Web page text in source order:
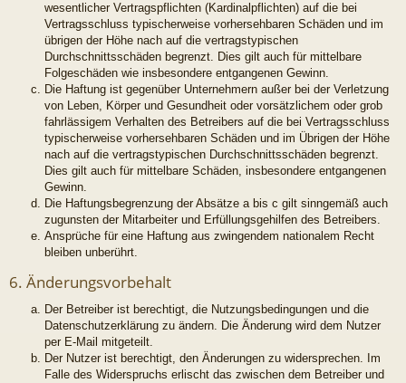
wesentlicher Vertragspflichten (Kardinalpflichten) auf die bei
Vertragsschluss typischerweise vorhersehbaren Schäden und im
übrigen der Höhe nach auf die vertragstypischen
Durchschnittsschäden begrenzt. Dies gilt auch für mittelbare
Folgeschäden wie insbesondere entgangenen Gewinn.
Die Haftung ist gegenüber Unternehmern außer bei der Verletzung
von Leben, Körper und Gesundheit oder vorsätzlichem oder grob
fahrlässigem Verhalten des Betreibers auf die bei Vertragsschluss
typischerweise vorhersehbaren Schäden und im Übrigen der Höhe
nach auf die vertragstypischen Durchschnittsschäden begrenzt.
Dies gilt auch für mittelbare Schäden, insbesondere entgangenen
Gewinn.
Die Haftungsbegrenzung der Absätze a bis c gilt sinngemäß auch
zugunsten der Mitarbeiter und Erfüllungsgehilfen des Betreibers.
Ansprüche für eine Haftung aus zwingendem nationalem Recht
bleiben unberührt.
6. Änderungsvorbehalt
Der Betreiber ist berechtigt, die Nutzungsbedingungen und die
Datenschutzerklärung zu ändern. Die Änderung wird dem Nutzer
per E-Mail mitgeteilt.
Der Nutzer ist berechtigt, den Änderungen zu widersprechen. Im
Falle des Widerspruchs erlischt das zwischen dem Betreiber und